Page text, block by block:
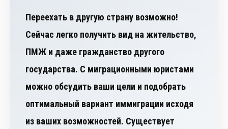
Переехать в другую страну возможно!
Сейчас легко получить вид на жительство,
ПМЖ и даже гражданство другого
государства. С миграционными юристами
можно обсудить ваши цели и подобрать
оптимальный вариант иммиграции исходя
из ваших возможностей. Существует